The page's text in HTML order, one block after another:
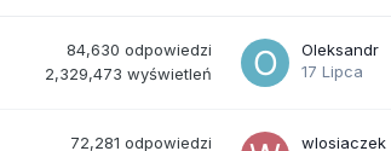
84,630 odpowiedzi
2,329,473 wyświetleń
Oleksandr
17 Lipca
72,281 odpowiedzi
wlosiaczek